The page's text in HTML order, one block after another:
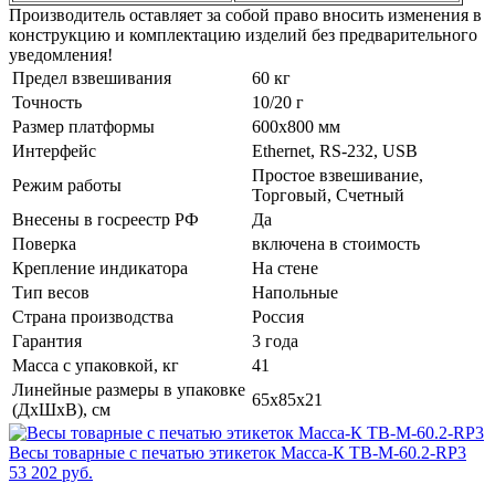
Производитель оставляет за собой право вносить изменения в
конструкцию и комплектацию изделий без предварительного
уведомления!
Предел взвешивания
60 кг
Точность
10/20 г
Размер платформы
600x800 мм
Интерфейс
Ethernet, RS-232, USB
Режим работы
Простое взвешивание,
Торговый, Счетный
Внесены в госреестр РФ
Да
Поверка
включена в стоимость
Крепление индикатора
На стене
Тип весов
Напольные
Страна производства
Россия
Гарантия
3 года
Масса с упаковкой, кг
41
Линейные размеры в упаковке
(ДxШxВ), см
65x85x21
Весы товарные с печатью этикеток Масса-К ТВ-M-60.2-RP3
53 202 руб.